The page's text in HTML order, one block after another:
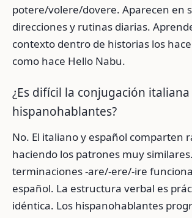
potere/volere/dovere. Aparecen en
direcciones y rutinas diarias.
contexto dentro de historias los
como hace Hello Nabu.
¿Es difícil la conjugación
hispanohablantes?
No. El italiano y español comparten
haciendo los patrones muy
terminaciones -are/-ere/-ire
español. La estructura verbal es
idéntica. Los hispanohablantes